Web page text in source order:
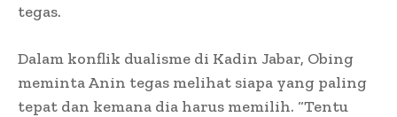
tegas.
Dalam konflik dualisme di Kadin Jabar, Obing
meminta Anin tegas melihat siapa yang paling
tepat dan kemana dia harus memilih. “Tentu